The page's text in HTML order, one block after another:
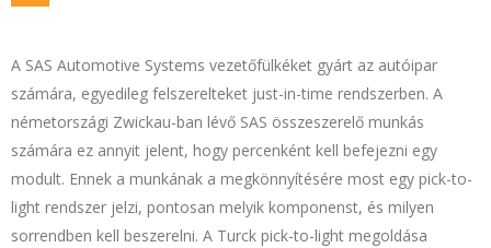
A SAS Automotive Systems vezetőfülkéket gyárt az autóipar
számára, egyedileg felszerelteket just-in-time rendszerben. A
németországi Zwickau-ban lévő SAS összeszerelő munkás
számára ez annyit jelent, hogy percenként kell befejezni egy
modult. Ennek a munkának a megkönnyítésére most egy pick-to-
light rendszer jelzi, pontosan melyik komponenst, és milyen
sorrendben kell beszerelni. A Turck pick-to-light megoldása